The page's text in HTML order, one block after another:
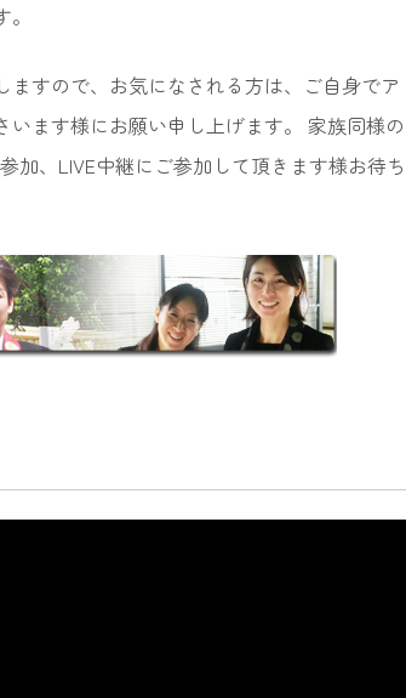
すので、お気になされる方は、ご自身でア
ます様にお願い申し上げます。 家族同様の
加、LIVE中継にご参加して頂きます様お待ち